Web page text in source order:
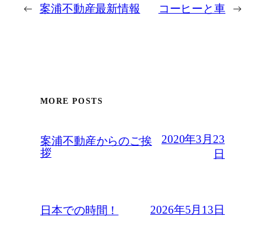
← 案浦不動産最新情報 コーヒーと車 →
MORE POSTS
案浦不動産からのご挨
拶
2020年3月23
日
日本での時間！ 2026年5月13日